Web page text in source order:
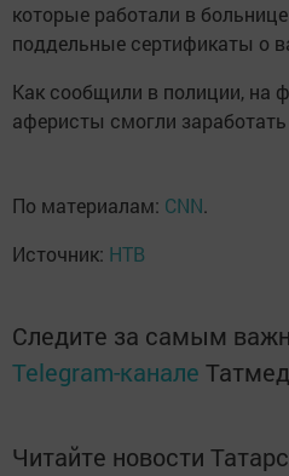
которые работали в
поддельные сертификаты о
Как сообщили в полиции, на
аферисты смогли
По материалам: CNN.
Источник: НТВ
Следите за самым
Telegram-канале
Читайте новости